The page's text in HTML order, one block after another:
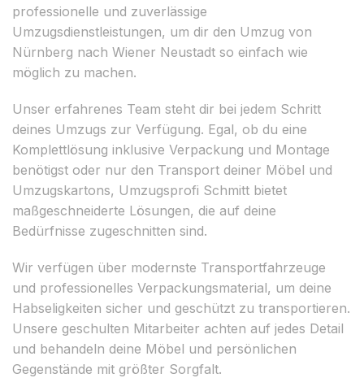
professionelle und zuverlässige
Umzugsdienstleistungen, um dir den Umzug von
Nürnberg nach Wiener Neustadt so einfach wie
möglich zu machen.
Unser erfahrenes Team steht dir bei jedem Schritt
deines Umzugs zur Verfügung. Egal, ob du eine
Komplettlösung inklusive Verpackung und Montage
benötigst oder nur den Transport deiner Möbel und
Umzugskartons, Umzugsprofi Schmitt bietet
maßgeschneiderte Lösungen, die auf deine
Bedürfnisse zugeschnitten sind.
Wir verfügen über modernste Transportfahrzeuge
und professionelles Verpackungsmaterial, um deine
Habseligkeiten sicher und geschützt zu transportieren.
Unsere geschulten Mitarbeiter achten auf jedes Detail
und behandeln deine Möbel und persönlichen
Gegenstände mit größter Sorgfalt.